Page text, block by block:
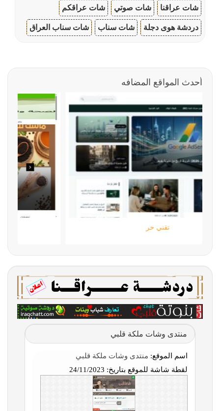
شات عراقنا شات صوتي شات عراقكم
دردشة هوى دجلة شات سناب شات سناب العراق
أحدث المواقع المضافه
منتدى وشات ملكة قلبي
اسم الموقع: منتدى وشات ملكة قلبي
لقطة شاشة للموقع بتاريخ: